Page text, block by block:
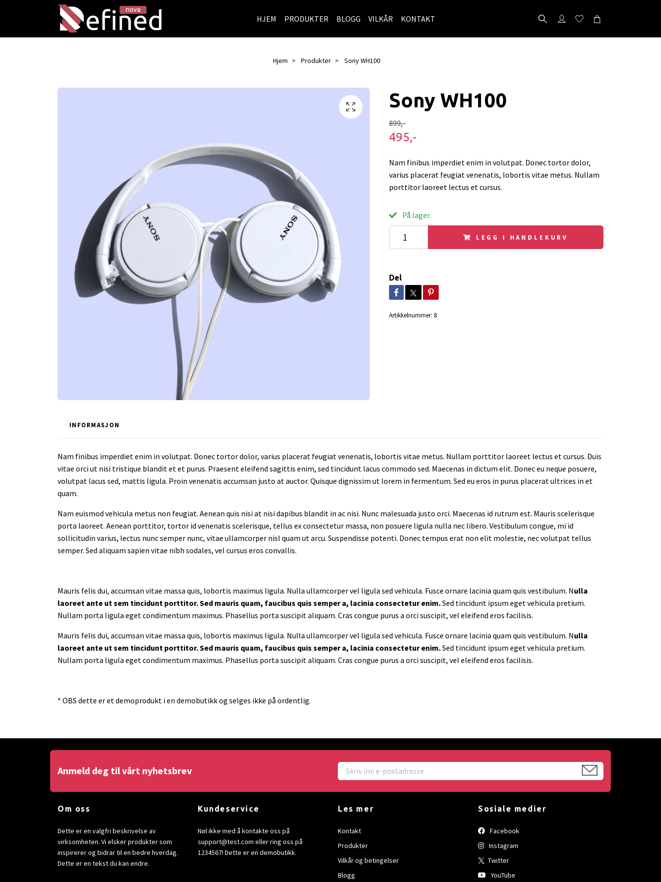
HJEM PRODUKTER BLOGG VILKÅR KONTAKT
Hjem Produkter Sony WH100
Sony WH100
899,-
495,-
Nam finibus imperdiet enim in volutpat. Donec tortor dolor,
varius placerat feugiat venenatis, lobortis vitae metus. Nullam
porttitor laoreet lectus et cursus.
På lager.
LEGG I HANDLEKURV
Del
Artikkelnummer: 8
INFORMASJON
Nam finibus imperdiet enim in volutpat. Donec tortor dolor, varius placerat feugiat venenatis, lobortis vitae metus. Nullam porttitor laoreet lectus et cursus. Duis
vitae orci ut nisi tristique blandit et et purus. Praesent eleifend sagittis enim, sed tincidunt lacus commodo sed. Maecenas in dictum elit. Donec eu neque posuere,
volutpat lacus sed, mattis ligula. Proin venenatis accumsan justo at auctor. Quisque dignissim ut lorem in fermentum. Sed eu eros in purus placerat ultrices in et
quam.
Nam euismod vehicula metus non feugiat. Aenean quis nisi at nisi dapibus blandit in ac nisi. Nunc malesuada justo orci. Maecenas id rutrum est. Mauris scelerisque
porta laoreet. Aenean porttitor, tortor id venenatis scelerisque, tellus ex consectetur massa, non posuere ligula nulla nec libero. Vestibulum congue, mi id
sollicitudin varius, lectus nunc semper nunc, vitae ullamcorper nisl quam ut arcu. Suspendisse potenti. Donec tempus erat non elit molestie, nec volutpat tellus
semper. Sed aliquam sapien vitae nibh sodales, vel cursus eros convallis.
Mauris felis dui, accumsan vitae massa quis, lobortis maximus ligula. Nulla ullamcorper vel ligula sed vehicula. Fusce ornare lacinia quam quis vestibulum. Nulla
laoreet ante ut sem tincidunt porttitor. Sed mauris quam, faucibus quis semper a, lacinia consectetur enim.Sed tincidunt ipsum eget vehicula pretium.
Nullam porta ligula eget condimentum maximus. Phasellus porta suscipit aliquam. Cras congue purus a orci suscipit, vel eleifend eros facilisis.
Mauris felis dui, accumsan vitae massa quis, lobortis maximus ligula. Nulla ullamcorper vel ligula sed vehicula. Fusce ornare lacinia quam quis vestibulum. Nulla
laoreet ante ut sem tincidunt porttitor. Sed mauris quam, faucibus quis semper a, lacinia consectetur enim.Sed tincidunt ipsum eget vehicula pretium.
Nullam porta ligula eget condimentum maximus. Phasellus porta suscipit aliquam. Cras congue purus a orci suscipit, vel eleifend eros facilisis.
* OBS dette er et demoprodukt i en demobutikk og selges ikke på ordentlig.
Anmeld deg til vårt nyhetsbrev
Om oss
Dette er en valgfri beskrivelse av
virksomheten. Vi elsker produkter som
inspirerer og bidrar til en bedre hverdag.
Dette er en tekst du kan endre.
Kundeservice
Nøl ikke med å kontakte oss på
support@test.com eller ring oss på
1234567! Dette er en demobutikk.
Les mer
Kontakt
Produkter
Vilkår og betingelser
Blogg
Sosiale medier
Facebook
Instagram
Twitter
YouTube